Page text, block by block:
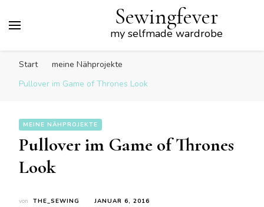
Sewingfever
my selfmade wardrobe
Start
meine Nähprojekte
Pullover im Game of Thrones Look
MEINE NÄHPROJEKTE
Pullover im Game of Thrones
Look
von THE_SEWING
JANUAR 6, 2016